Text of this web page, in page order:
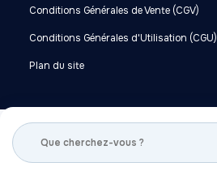
Conditions Générales de Vente (CGV)
Conditions Générales d'Utilisation (CGU)
Plan du site